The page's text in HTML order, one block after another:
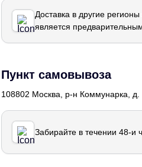
Доставка в другие
является
Пункт самовывоза
108802 Москва, р-н Коммунарка,
Забирайте в течении 48-и